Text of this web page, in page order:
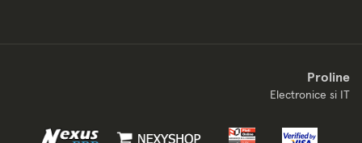
Proline
Electronice si IT